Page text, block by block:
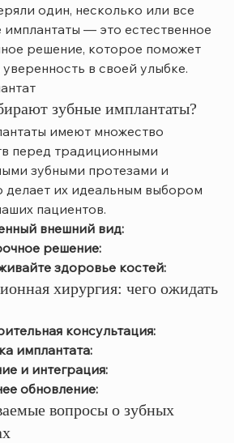
один, несколько или все
имплантаты — это естественное
решение, которое поможет
в своей улыбке.
зубные имплантаты?
имеют множество
перед традиционными
зубными протезами и
делает их идеальным выбором
пациентов.
внешний вид:
решение:
здоровье костей:
хирургия: чего ожидать
консультация:
имплантата:
и интеграция:
обновление:
вопросы о зубных